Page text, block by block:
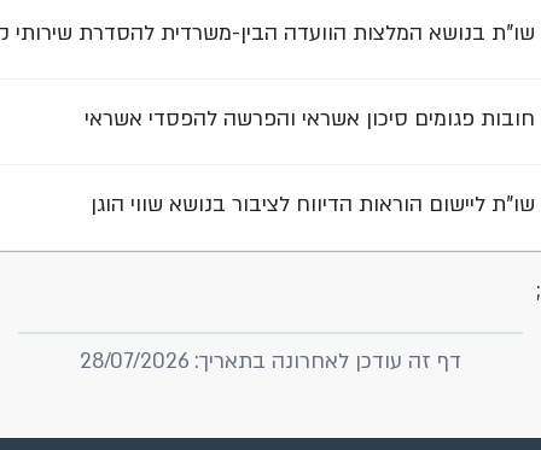
שו"ת בנושא המלצות הוועדה הבין-משרדית להסדרת שירותי
חובות פגומים סיכון אשראי והפרשה להפסדי אשראי
שו"ת ליישום הוראות הדיווח לציבור בנושא שווי הוגן
;
דף זה עודכן לאחרונה בתאריך: 28/07/2026